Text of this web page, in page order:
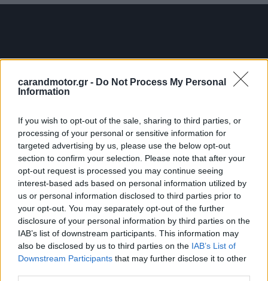
carandmotor.gr - Do Not Process My Personal
Information
If you wish to opt-out of the sale, sharing to third parties, or
processing of your personal or sensitive information for
targeted advertising by us, please use the below opt-out
section to confirm your selection. Please note that after your
opt-out request is processed you may continue seeing
interest-based ads based on personal information utilized by
us or personal information disclosed to third parties prior to
your opt-out. You may separately opt-out of the further
disclosure of your personal information by third parties on the
IAB’s list of downstream participants. This information may
also be disclosed by us to third parties on the IAB’s List of
Downstream Participants that may further disclose it to other
Η αγάπη του Neymar για τα ιδιαίτερα και πολυτελή
αυτοκίνητα είναι γνωστή. Το 2023, όταν «μετακόμισε» στη
Σαουδική Αραβία για λογαριασμό της Al-Hilal, είχε
διαρρεύσει πως ο ποδοσφαιριστής κατέθεσε στις
διαπραγματεύσεις μια προσωπική «wish list»
αυτοκινήτων που περιλάμβανε επτά πολυτελή